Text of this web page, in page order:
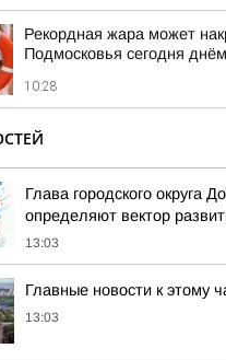
Рекордная жара может
Подмосковья сегодня днём
10:28
Глава городского округа
определяют вектор
13:03
Главные новости к этому
13:03